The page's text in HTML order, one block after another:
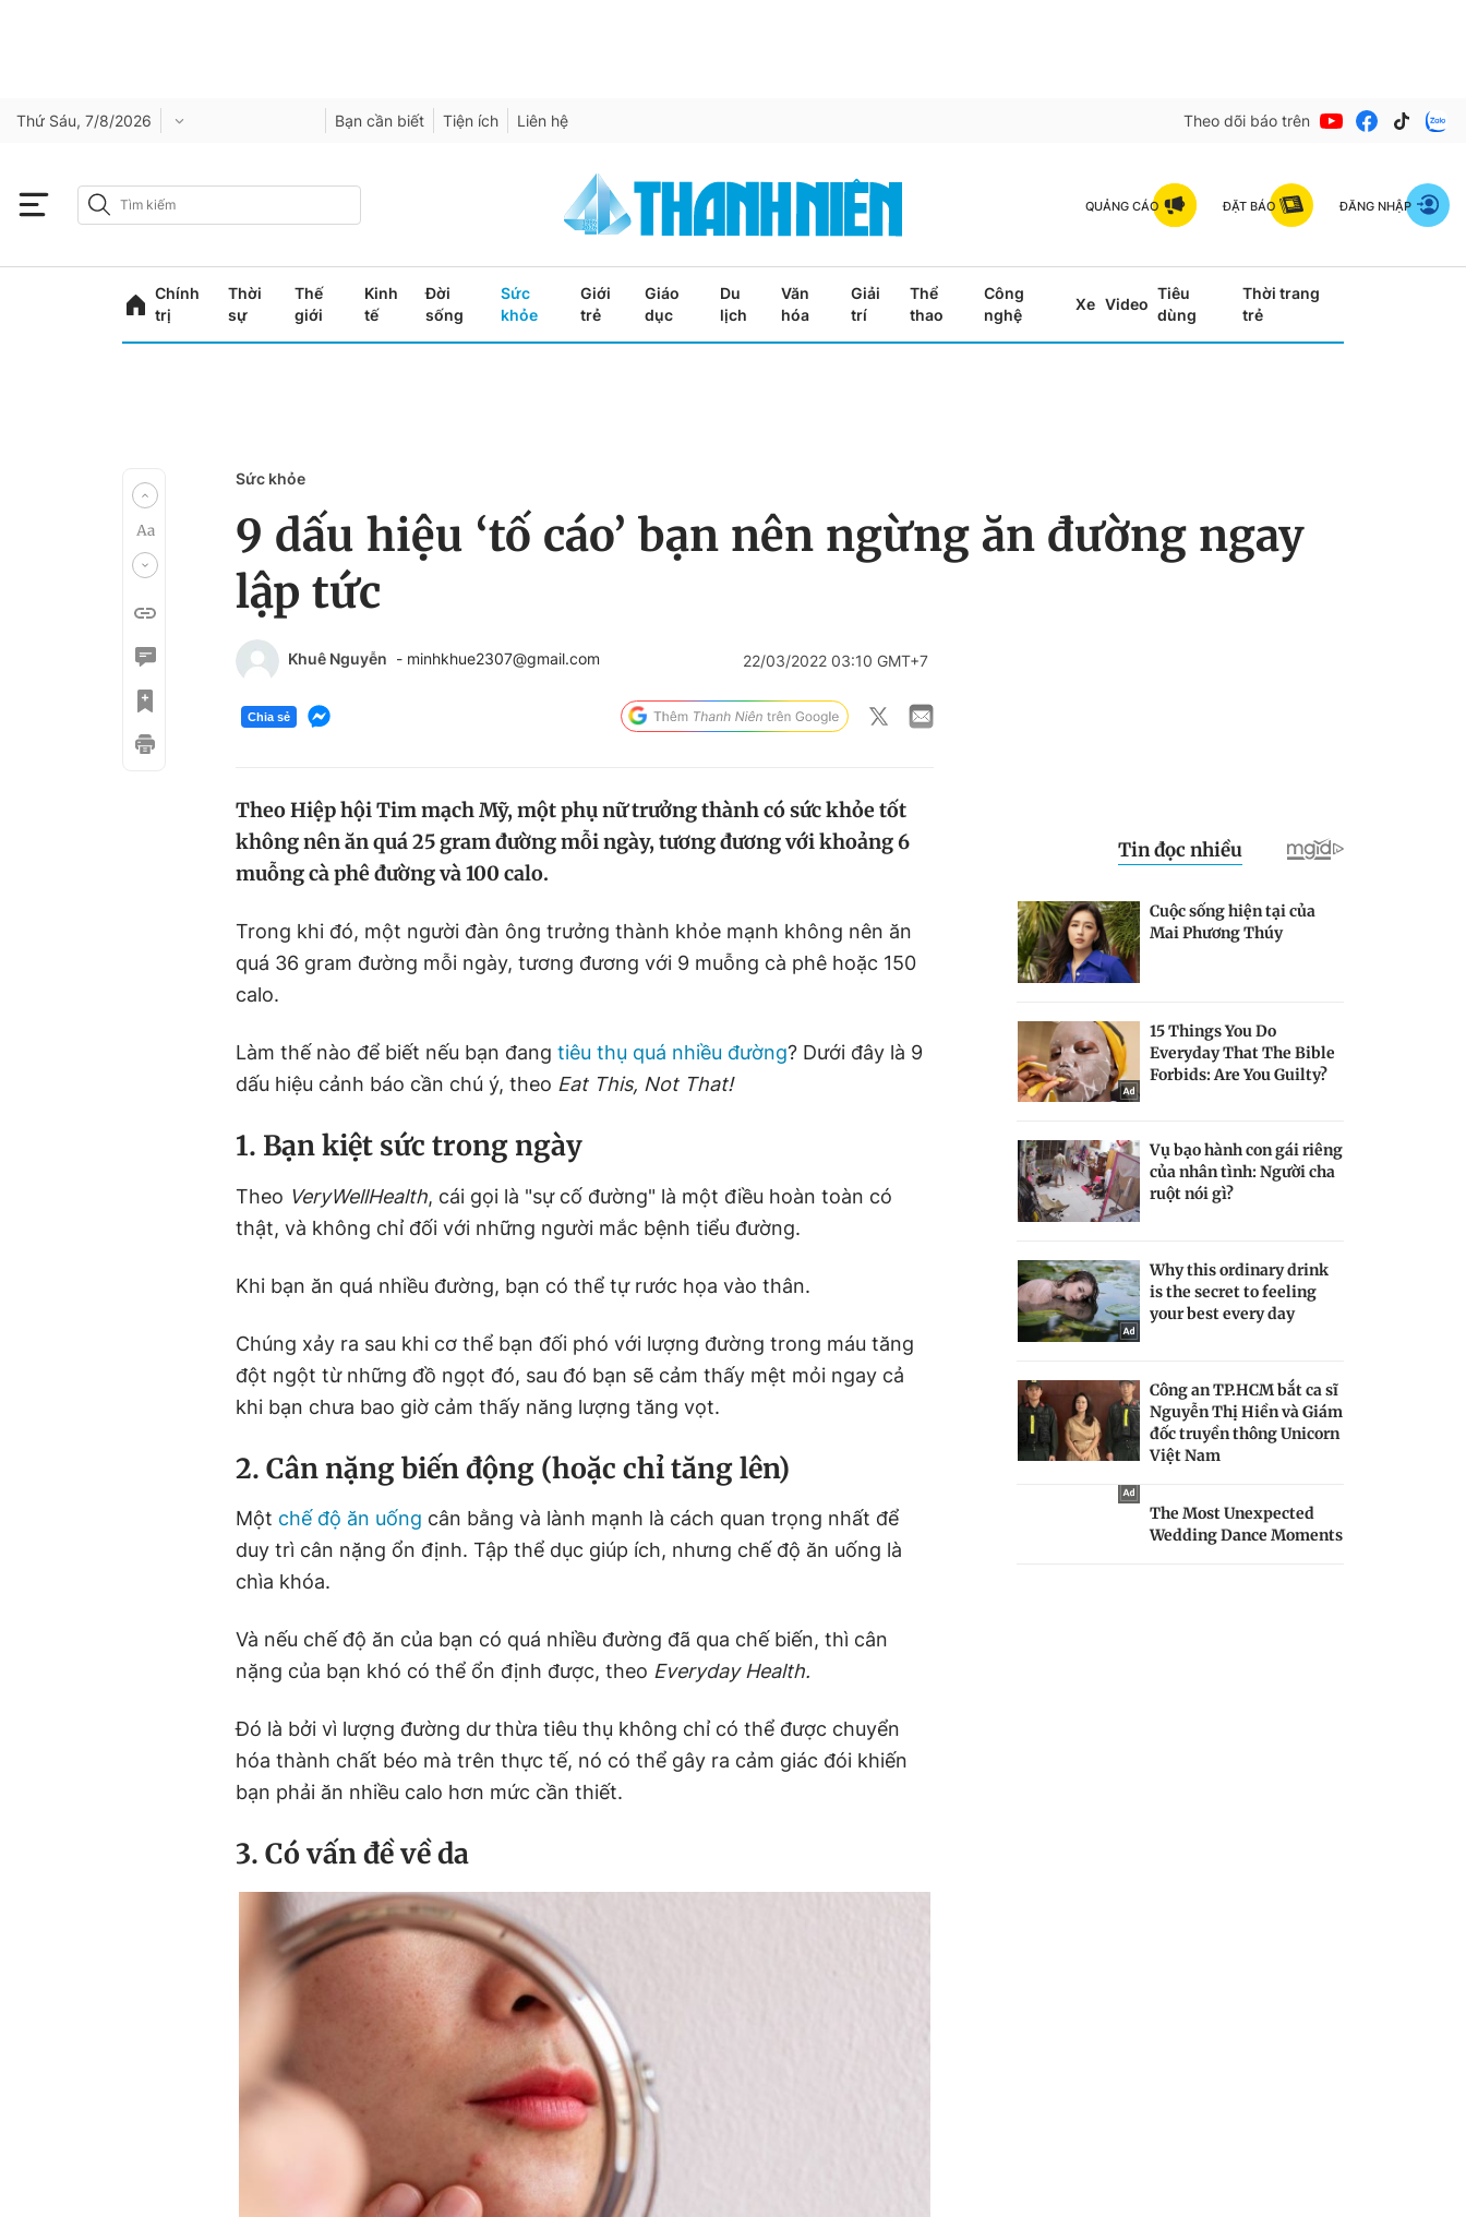
Thứ Sáu, 7/8/2026 Bạn cần biết Tiện ích Liên hệ Theo dõi báo trên
QUẢNG CÁO ĐẶT BÁO ĐĂNG NHẬP
Chính
trị
Thời
sự
Thế
giới
Kinh
tế
Đời
sống
Sức
khỏe
Giới
trẻ
Giáo
dục
Du
lịch
Văn
hóa
Giải
trí
Thể
thao
Công
nghệ
Xe Video
Tiêu
dùng
Thời trang
trẻ
Sức khỏe
9 dấu hiệu ‘tố cáo’ bạn nên ngừng ăn đường ngay
lập tức
Khuê Nguyễn - minhkhue2307@gmail.com 22/03/2022 03:10 GMT+7
Chia sẻ
Theo Hiệp hội Tim mạch Mỹ, một phụ nữ trưởng thành có sức khỏe tốt
không nên ăn quá 25 gram đường mỗi ngày, tương đương với khoảng 6
muỗng cà phê đường và 100 calo.
Trong khi đó, một người đàn ông trưởng thành khỏe mạnh không nên ăn
quá 36 gram đường mỗi ngày, tương đương với 9 muỗng cà phê hoặc 150
calo.
Làm thế nào để biết nếu bạn đang tiêu thụ quá nhiều đường? Dưới đây là 9
dấu hiệu cảnh báo cần chú ý, theo Eat This, Not That!
1. Bạn kiệt sức trong ngày
Theo VeryWellHealth, cái gọi là "sự cố đường" là một điều hoàn toàn có
thật, và không chỉ đối với những người mắc bệnh tiểu đường.
Khi bạn ăn quá nhiều đường, bạn có thể tự rước họa vào thân.
Chúng xảy ra sau khi cơ thể bạn đối phó với lượng đường trong máu tăng
đột ngột từ những đồ ngọt đó, sau đó bạn sẽ cảm thấy mệt mỏi ngay cả
khi bạn chưa bao giờ cảm thấy năng lượng tăng vọt.
2. Cân nặng biến động (hoặc chỉ tăng lên)
Một chế độ ăn uống cân bằng và lành mạnh là cách quan trọng nhất để
duy trì cân nặng ổn định. Tập thể dục giúp ích, nhưng chế độ ăn uống là
chìa khóa.
Và nếu chế độ ăn của bạn có quá nhiều đường đã qua chế biến, thì cân
nặng của bạn khó có thể ổn định được, theo Everyday Health.
Đó là bởi vì lượng đường dư thừa tiêu thụ không chỉ có thể được chuyển
hóa thành chất béo mà trên thực tế, nó có thể gây ra cảm giác đói khiến
bạn phải ăn nhiều calo hơn mức cần thiết.
3. Có vấn đề về da